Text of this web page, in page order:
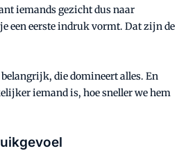
iemands gezicht dus naar
een eerste indruk vormt. Dat zijn de
die domineert alles. En
iemand is, hoe sneller we hem